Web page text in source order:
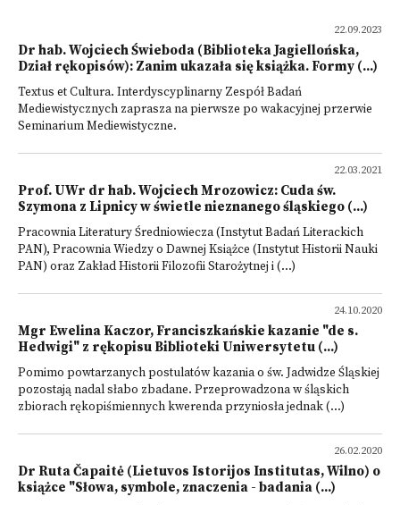
22.09.2023
Dr hab. Wojciech Świeboda (Biblioteka Jagiellońska,
Dział rękopisów): Zanim ukazała się książka. Formy (...)
Textus et Cultura. Interdyscyplinarny Zespół Badań
Mediewistycznych zaprasza na pierwsze po wakacyjnej przerwie
Seminarium Mediewistyczne.
22.03.2021
Prof. UWr dr hab. Wojciech Mrozowicz: Cuda św.
Szymona z Lipnicy w świetle nieznanego śląskiego (...)
Pracownia Literatury Średniowiecza (Instytut Badań Literackich
PAN), Pracownia Wiedzy o Dawnej Książce (Instytut Historii Nauki
PAN) oraz Zakład Historii Filozofii Starożytnej i (...)
24.10.2020
Mgr Ewelina Kaczor, Franciszkańskie kazanie "de s.
Hedwigi" z rękopisu Biblioteki Uniwersytetu (...)
Pomimo powtarzanych postulatów kazania o św. Jadwidze Śląskiej
pozostają nadal słabo zbadane. Przeprowadzona w śląskich
zbiorach rękopiśmiennych kwerenda przyniosła jednak (...)
26.02.2020
Dr Ruta Čapaitė (Lietuvos Istorijos Institutas, Wilno) o
książce "Słowa, symbole, znaczenia - badania (...)